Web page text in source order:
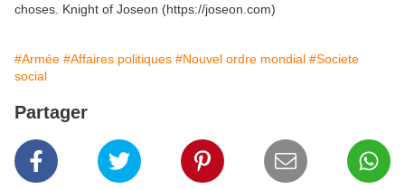
choses. Knight of Joseon (https://joseon.com)
#Armée #Affaires politiques #Nouvel ordre mondial #Societe
social
Partager